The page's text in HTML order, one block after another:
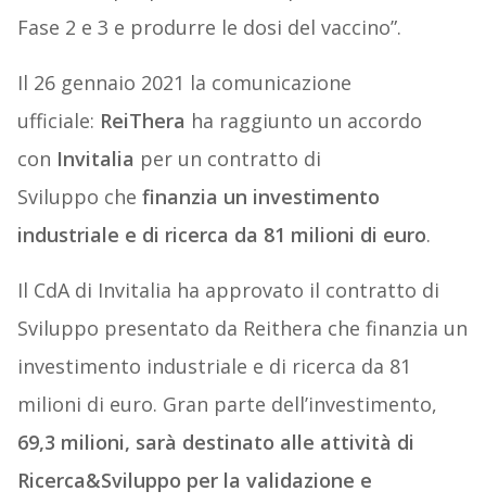
Fase 2 e 3 e produrre le dosi del vaccino”.
Il 26 gennaio 2021 la comunicazione
ufficiale: ReiThera ha raggiunto un accordo
con Invitalia per un contratto di
Sviluppo che finanzia un investimento
industriale e di ricerca da 81 milioni di euro.
Il CdA di Invitalia ha approvato il contratto di
Sviluppo presentato da Reithera che finanzia un
investimento industriale e di ricerca da 81
milioni di euro. Gran parte dell’investimento,
69,3 milioni, sarà destinato alle attività di
Ricerca&Sviluppo per la validazione e